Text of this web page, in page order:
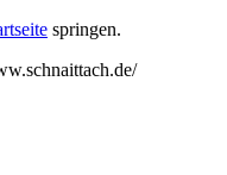
springen.